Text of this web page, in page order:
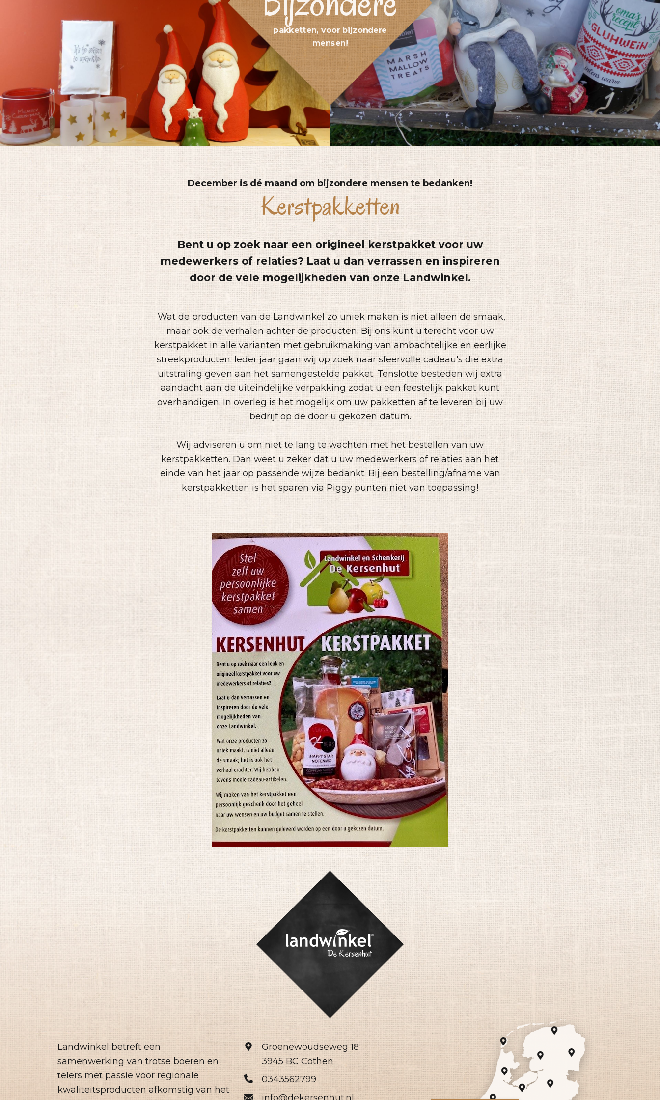
pakketten, voor bijzondere
mensen!
December is dé maand om bijzondere mensen te bedanken!
Kerstpakketten
Bent u op zoek naar een origineel kerstpakket voor uw
medewerkers of relaties? Laat u dan verrassen en inspireren
door de vele mogelijkheden van onze Landwinkel.
Wat de producten van de Landwinkel zo uniek maken is niet alleen de smaak,
maar ook de verhalen achter de producten. Bij ons kunt u terecht voor uw
kerstpakket in alle varianten met gebruikmaking van ambachtelijke en eerlijke
streekproducten. Ieder jaar gaan wij op zoek naar sfeervolle cadeau's die extra
uitstraling geven aan het samengestelde pakket. Tenslotte besteden wij extra
aandacht aan de uiteindelijke verpakking zodat u een feestelijk pakket kunt
overhandigen. In overleg is het mogelijk om uw pakketten af te leveren bij uw
bedrijf op de door u gekozen datum.
Wij adviseren u om niet te lang te wachten met het bestellen van uw
kerstpakketten. Dan weet u zeker dat u uw medewerkers of relaties aan het
einde van het jaar op passende wijze bedankt. Bij een bestelling/afname van
kerstpakketten is het sparen via Piggy punten niet van toepassing!
Landwinkel betreft een
samenwerking van trotse boeren en
telers met passie voor regionale
kwaliteitsproducten afkomstig van het
Groenewoudseweg 18
3945 BC Cothen
0343562799
info@dekersenhut.nl